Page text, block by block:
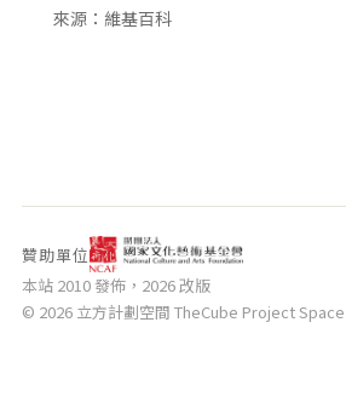
團隊成員
來源：維基百科
贊助單位
本站 2010 發佈，2026 改版
© 2026 立方計劃空間 TheCube Project Space